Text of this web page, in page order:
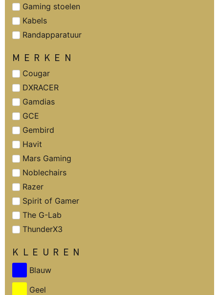
Gaming stoelen
Kabels
Randapparatuur
MERKEN
Cougar
DXRACER
Gamdias
GCE
Gembird
Havit
Mars Gaming
Noblechairs
Razer
Spirit of Gamer
The G-Lab
ThunderX3
KLEUREN
Blauw
Geel